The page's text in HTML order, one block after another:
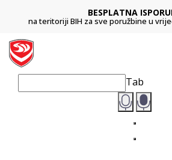
BESPLATNA
na teritoriji BIH za sve poružbine u
Tab